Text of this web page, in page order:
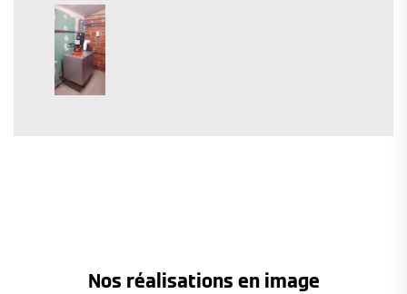
Nos réalisations en image